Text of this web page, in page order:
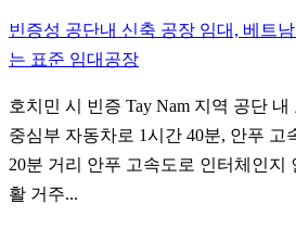
빈증성 공단내 신축 공장 임대, 베트
는 표준 임대공장
호치민 시 빈증 Tay Nam 지역 공단
중심부 자동차로 1시간 40분, 안푸 고
20분 거리 안푸 고속도로 인터체인지
활 거주...